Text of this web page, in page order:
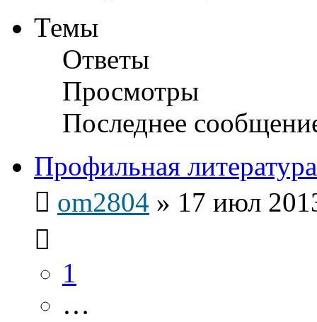
Темы
Ответы
Просмотры
Последнее
Профильная
om2804 » 17 июл
1
…